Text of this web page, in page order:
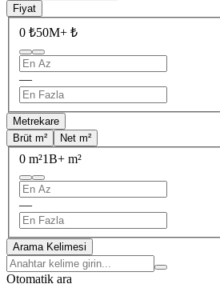
Fiyat
0 ₺50M+ ₺
—
Metrekare
Brüt m²
Net m²
0 m²1B+ m²
—
Arama Kelimesi
Otomatik ara